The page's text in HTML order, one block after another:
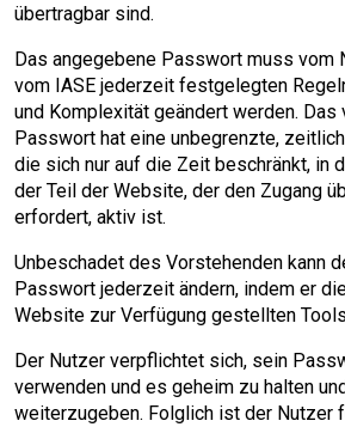
übertragbar sind.
Das angegebene Passwort muss vom
vom IASE jederzeit festgelegten
und Komplexität geändert werden.
Passwort hat eine unbegrenzte,
die sich nur auf die Zeit beschränkt, in
der Teil der Website, der den Zugang
erfordert, aktiv ist.
Unbeschadet des Vorstehenden kann
Passwort jederzeit ändern, indem er
Website zur Verfügung gestellten
Der Nutzer verpflichtet sich, sein
verwenden und es geheim zu halten
weiterzugeben. Folglich ist der Nutzer